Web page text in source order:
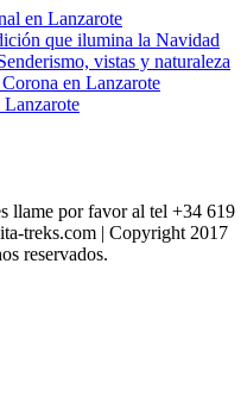
en Lanzarote
que ilumina la Navidad
vistas y naturaleza
en Lanzarote
Lanzarote
llame por favor al tel +34 619
treks.com | Copyright 2017
reservados.